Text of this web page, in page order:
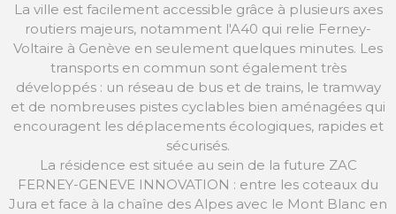
La ville est facilement accessible grâce à plusieurs axes
routiers majeurs, notamment l'A40 qui relie Ferney-
Voltaire à Genève en seulement quelques minutes. Les
transports en commun sont également très
développés : un réseau de bus et de trains, le tramway
et de nombreuses pistes cyclables bien aménagées qui
encouragent les déplacements écologiques, rapides et
sécurisés.
La résidence est située au sein de la future ZAC
FERNEY-GENEVE INNOVATION : entre les coteaux du
Jura et face à la chaîne des Alpes avec le Mont Blanc en